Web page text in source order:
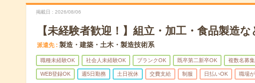
掲載日 2026/08/06
【未経験者歓迎！】組立・加工・食品製造
派遣先 製造・建築・土木・製造技術系
職種未経験OK 社会人未経験OK ブランクOK 既卒第二新卒OK 複数名募集
WEB登録OK 週5日勤務 土日祝休 交費支給 制服 日払いOK 職場